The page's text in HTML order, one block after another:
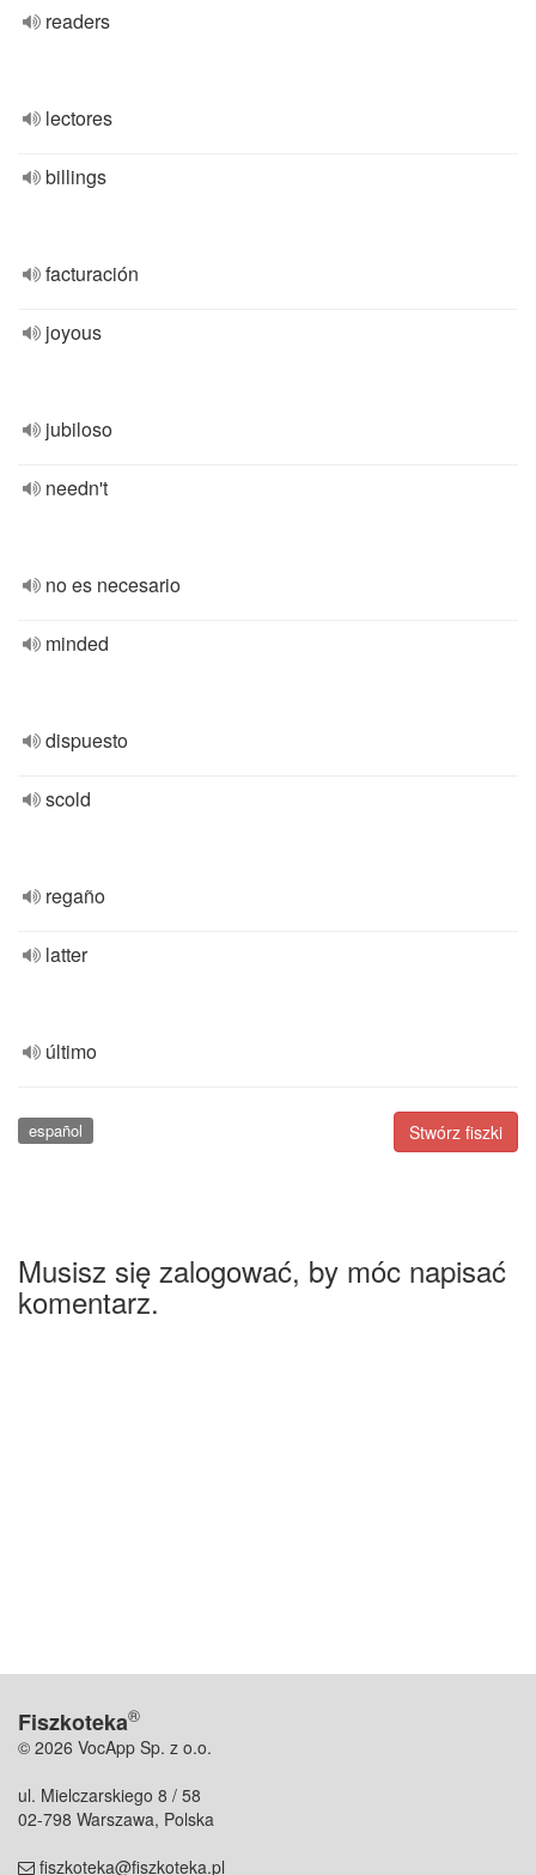
readers
lectores
billings
facturación
joyous
jubiloso
needn't
no es necesario
minded
dispuesto
scold
regaño
latter
último
Stwórz fiszki
español
Musisz się zalogować, by móc napisać
komentarz.
Fiszkoteka®
© 2026 VocApp Sp. z o.o.
ul. Mielczarskiego 8 / 58
02-798 Warszawa, Polska
fiszkoteka@fiszkoteka.pl